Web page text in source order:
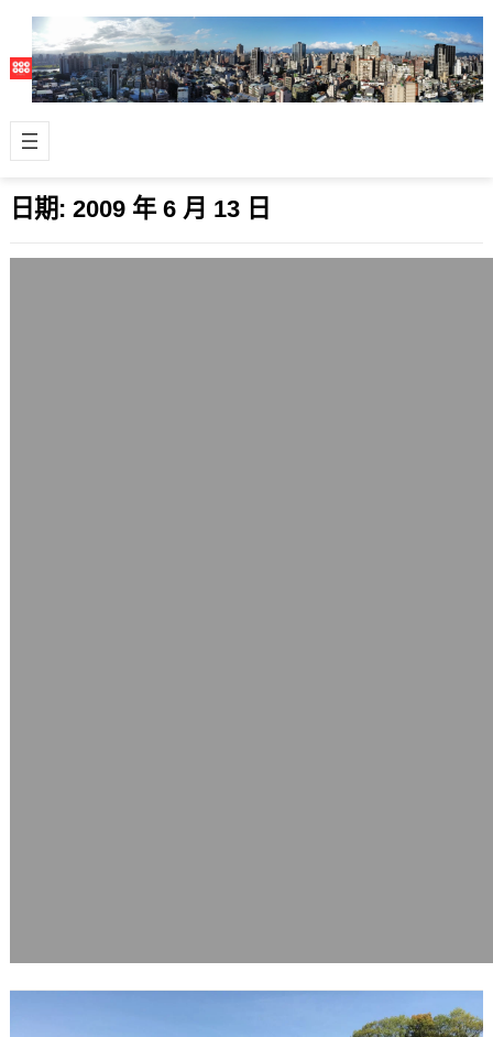
日期: 2009 年 6 月 13 日